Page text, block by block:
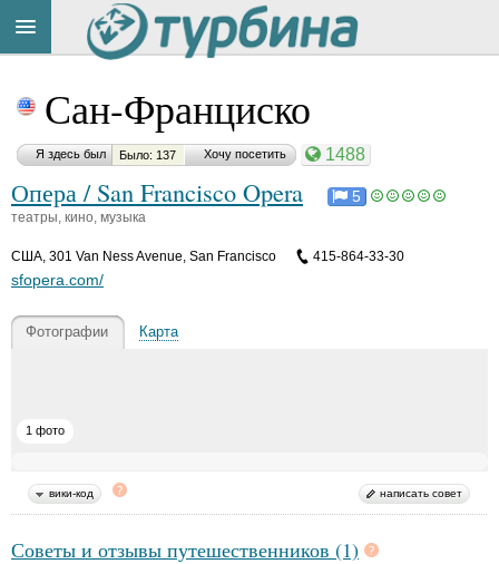
Сан-Франциско
Я здесь был Было: 137 Хочу посетить 1488
Опера / San Francisco Opera 5
театры, кино, музыка
CША, 301 Van Ness Avenue, San Francisco 415-864-33-30
sfopera.com/
Фотографии Карта
1 фото
вики-код написать совет
Советы и отзывы путешественников (1)
на
сайте: